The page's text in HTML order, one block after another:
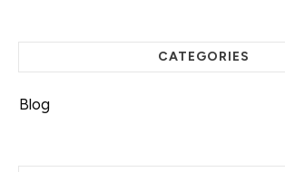
CATEGORIES
Blog